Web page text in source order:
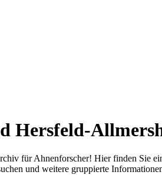
Hersfeld-
für Ahnenforscher! Hier finden Sie
und weitere gruppierte